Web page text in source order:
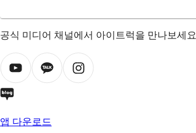
공식 미디어 채널에서 아이트럭을 만나보세요
앱 다운로드